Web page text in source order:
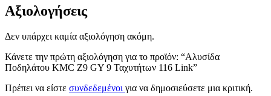
Αξιολογήσεις
Δεν υπάρχει καμία αξιολόγηση ακόμη.
Κάνετε την πρώτη αξιολόγηση για το προϊόν: “Αλυσίδα
Ποδηλάτου KMC Z9 GY 9 Ταχυτήτων 116 Link”
Πρέπει να είστε συνδεδεμένοι για να δημοσιεύσετε μια κριτική.